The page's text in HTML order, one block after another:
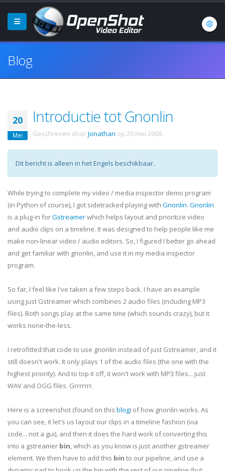
Blog
20
Mei
Introductie tot Gnonlin
Geschreven doorJonathan op 20 mei 2008 .
Dit bericht is alleen in het Engels beschikbaar.
While trying to complete my video / media inspector demo program
(in Python of course), I got sidetracked playing with Gnonlin. Gnonlin
is a plug-in forGstreamerwhich helps layout and prioritize video
and audio clips on a timeline. It was designed to help people like me
make non-linear video / audio editors. So, I figured I better go ahead
and get familiar with gnonlin, and use it in my media inspector
program.
So far, I feel like I've taken a few steps back. I have an example
using just Gstreamerwhich combines 2 audio files (including MP3
files). Both songs play at the same time (which sounds crazy), but it
works none-the-less.
I retrofitted that code to use gnonlin instead of just Gstreamer, and it
still doesn't work. It only plays 1 of the audio files (the one with the
highest priority). And to top it off, it won't work with MP3 files... just
WAV and OGG files. Grrrrrrr.
Here is a screenshot (found on this blog) of how gnonlin works. As
you can see, it let's us layout our clips in a timeline fashion (via
code... not a gui), and then it does the hard work of converting this
into a gstreamer bin, which as you know is just another gstreamer
element. We then have to add this bin to our pipeline, and use a